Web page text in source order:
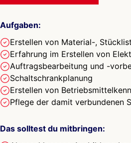
Aufgaben:
Erstellen von Material-,
Erfahrung im Erstellen von
Auftragsbearbeitung und -
Schaltschrankplanung
Erstellen von
Pflege der damit verbundenen
Das solltest du mitbringen: